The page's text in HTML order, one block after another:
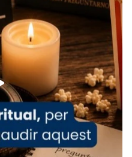
iglesia/news/2026-
papa-viaje-
i Semproniana ens